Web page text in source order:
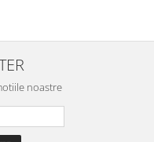
animale.
noastre